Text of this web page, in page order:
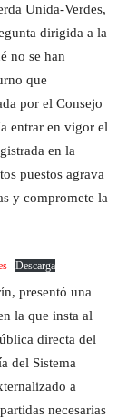
Unida‑Verdes,
dirigida a la
no se han
que
por el Consejo
entrar en vigor el
en la
puestos agrava
y compromete la
Descarga
presentó una
la que insta al
directa del
del Sistema
a
necesarias